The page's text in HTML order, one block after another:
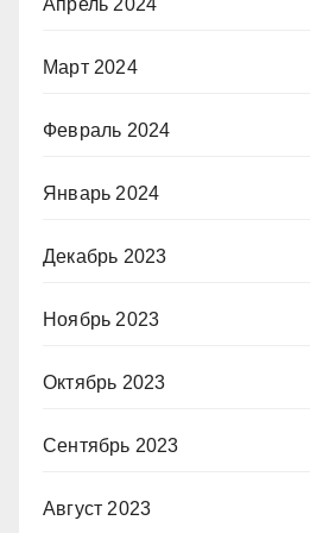
Апрель 2024
Март 2024
Февраль 2024
Январь 2024
Декабрь 2023
Ноябрь 2023
Октябрь 2023
Сентябрь 2023
Август 2023